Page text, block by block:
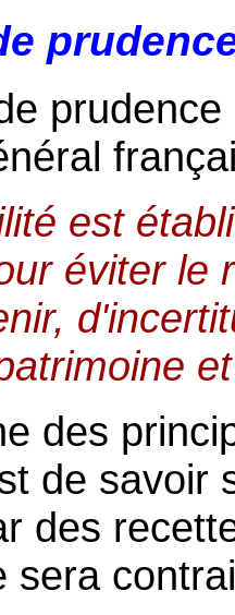
est
éviter le
des
de savoir
des
sera